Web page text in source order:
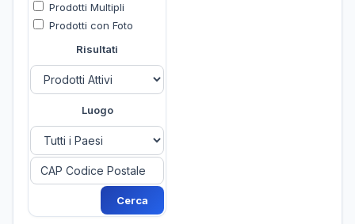
Prodotti Multipli
Prodotti con Foto
Risultati
Luogo